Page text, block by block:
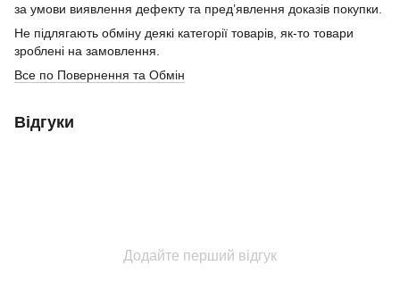
за умови виявлення дефекту та пред’явлення доказів покупки.
Не підлягають обміну деякі категорії товарів, як-то товари
зроблені на замовлення.
Все по Повернення та Обмін
Відгуки
Додайте перший відгук